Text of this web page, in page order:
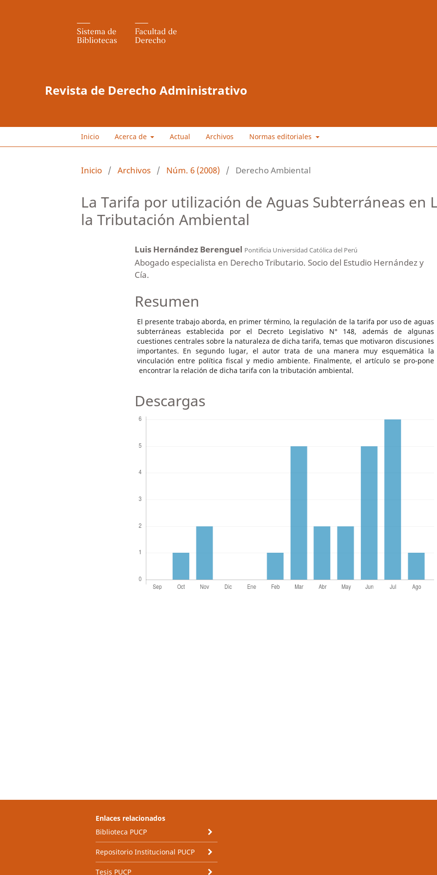
Revista de Derecho Administrativo
Inicio Acerca de Actual Archivos Normas editoriales
Inicio / Archivos / Núm. 6 (2008) / Derecho Ambiental
La Tarifa por utilización de Aguas Subterráneas en
la Tributación Ambiental
Luis Hernández Berenguel Pontificia Universidad Católica del Perú
Abogado especialista en Derecho Tributario. Socio del Estudio Hernández y
Cía.
Resumen
El presente trabajo aborda, en primer término, la regulación de la tarifa por uso de aguas
subterráneas establecida por el Decreto Legislativo N° 148, además de algunas
cuestiones centrales sobre la naturaleza de dicha tarifa, temas que motivaron discusiones
importantes. En segundo lugar, el autor trata de una manera muy esquemática la
vinculación entre política fiscal y medio ambiente. Finalmente, el artículo se pro-pone
encontrar la relación de dicha tarifa con la tributación ambiental.
Descargas
Enlaces relacionados
Biblioteca PUCP
Repositorio Institucional PUCP
Tesis PUCP